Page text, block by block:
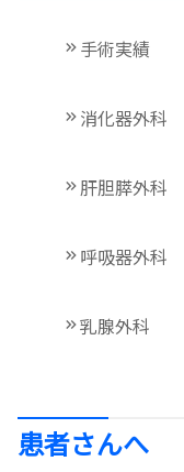
手術実績
消化器外科
肝胆膵外科
呼吸器外科
乳腺外科
患者さんへ